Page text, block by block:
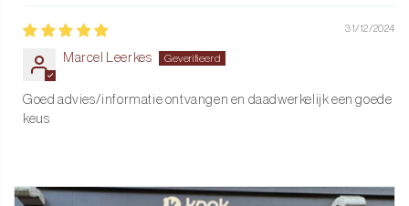
Klaar om jouw culinaire dromen waar te maken? Bestel dan nu
jouw nieuwe koksmes!
31/12/2024
Marcel Leerkes
Goed advies/informatie ontvangen en daadwerkelijk een goede
keus